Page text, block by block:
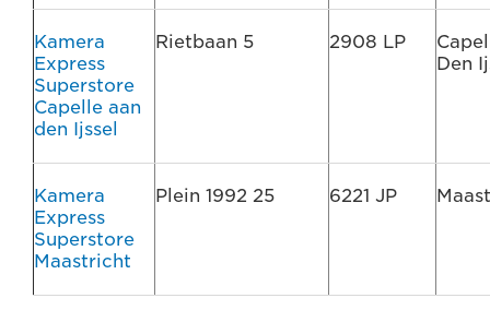
Kamera
Express
Superstore
Capelle aan
den Ijssel
Rietbaan 5 2908 LP
Den
Kamera
Express
Superstore
Maastricht
Plein 1992 25 6221 JP